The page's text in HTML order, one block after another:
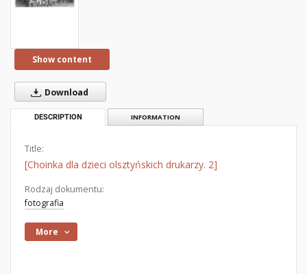
Show content
Download
DESCRIPTION INFORMATION
Title:
[Choinka dla dzieci olsztyńskich drukarzy. 2]
Rodzaj dokumentu:
fotografia
More